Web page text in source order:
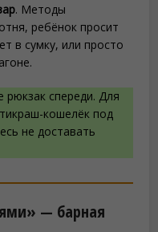
. Методы
ребёнок просит
в сумку, или просто
рюкзак спереди. Для
кошелёк под
не доставать
— барная